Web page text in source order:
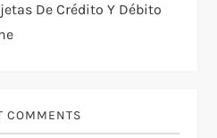
De Crédito Y Débito
COMMENTS